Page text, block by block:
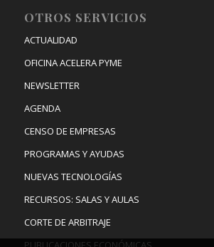
OTROS SERVICIOS
ACTUALIDAD
OFICINA ACELERA PYME
NEWSLETTER
AGENDA
CENSO DE EMPRESAS
PROGRAMAS Y AYUDAS
NUEVAS TECNOLOGÍAS
RECURSOS: SALAS Y AULAS
CORTE DE ARBITRAJE